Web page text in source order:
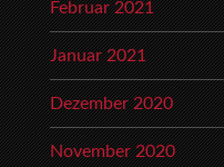
Februar 2021
Januar 2021
Dezember 2020
November 2020